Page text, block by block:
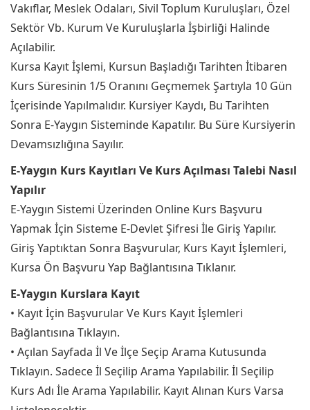
Vakıflar, Meslek Odaları, Sivil Toplum Kuruluşları, Özel
Sektör Vb. Kurum Ve Kuruluşlarla İşbirliği Halinde
Açılabilir.
Kursa Kayıt İşlemi, Kursun Başladığı Tarihten İtibaren
Kurs Süresinin 1/5 Oranını Geçmemek Şartıyla 10 Gün
İçerisinde Yapılmalıdır. Kursiyer Kaydı, Bu Tarihten
Sonra E-Yaygın Sisteminde Kapatılır. Bu Süre Kursiyerin
Devamsızlığına Sayılır.
E-Yaygın Kurs Kayıtları Ve Kurs Açılması Talebi Nasıl
Yapılır
E-Yaygın Sistemi Üzerinden Online Kurs Başvuru
Yapmak İçin Sisteme E-Devlet Şifresi İle Giriş Yapılır.
Giriş Yaptıktan Sonra Başvurular, Kurs Kayıt İşlemleri,
Kursa Ön Başvuru Yap Bağlantısına Tıklanır.
E-Yaygın Kurslara Kayıt
• Kayıt İçin Başvurular Ve Kurs Kayıt İşlemleri
Bağlantısına Tıklayın.
• Açılan Sayfada İl Ve İlçe Seçip Arama Kutusunda
Tıklayın. Sadece İl Seçilip Arama Yapılabilir. İl Seçilip
Kurs Adı İle Arama Yapılabilir. Kayıt Alınan Kurs Varsa